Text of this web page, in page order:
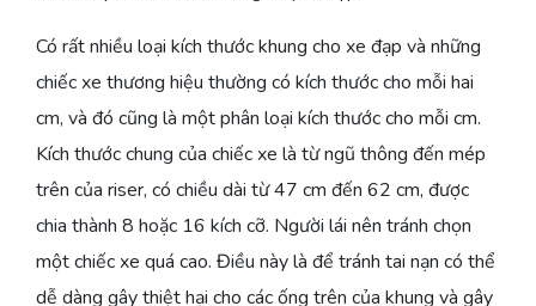
Có rất nhiều loại kích thước khung cho xe đạp và những
chiếc xe thương hiệu thường có kích thước cho mỗi hai
cm, và đó cũng là một phân loại kích thước cho mỗi cm.
Kích thước chung của chiếc xe là từ ngũ thông đến mép
trên của riser, có chiều dài từ 47 cm đến 62 cm, được
chia thành 8 hoặc 16 kích cỡ. Người lái nên tránh chọn
một chiếc xe quá cao. Điều này là để tránh tai nạn có thể
dễ dàng gây thiệt hại cho các ống trên của khung và gây